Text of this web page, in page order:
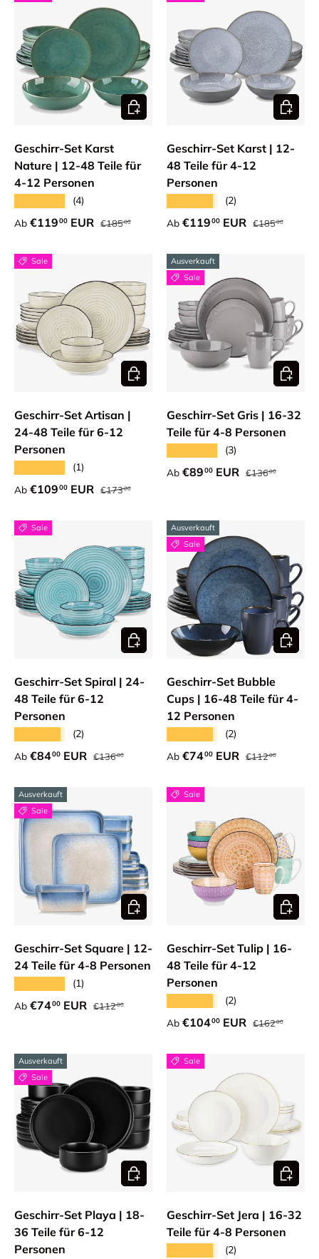
Geschirr-Set Karst
Nature | 12-48 Teile für
4-12 Personen
(4)
Verkaufspreis
Ab €11900 EUR Normaler Preis
€18500
Optionen auswählen
Geschirr-Set Karst | 12-
48 Teile für 4-12
Personen
(2)
Verkaufspreis
Ab €11900 EUR Normaler Preis
€18500
Sale
Geschirr-Set Artisan |
24-48 Teile für 6-12
Personen
(1)
Verkaufspreis
Ab €10900 EUR Normaler Preis
€17300
Optionen auswählen
Ausverkauft
Sale
Geschirr-Set Gris | 16-32
Teile für 4-8 Personen
(3)
Verkaufspreis
Ab €8900 EUR Normaler Preis
€13600
Sale
Geschirr-Set Spiral | 24-
48 Teile für 6-12
Personen
(2)
Verkaufspreis
Ab €8400 EUR Normaler Preis
€13600
Optionen auswählen
Ausverkauft
Sale
Geschirr-Set Bubble
Cups | 16-48 Teile für 4-
12 Personen
(2)
Verkaufspreis
Ab €7400 EUR Normaler Preis
€11200
Ausverkauft
Sale
Geschirr-Set Square | 12-
24 Teile für 4-8 Personen
(1)
Verkaufspreis
Ab €7400 EUR Normaler Preis
€11200
Optionen auswählen
Sale
Geschirr-Set Tulip | 16-
48 Teile für 4-12
Personen
(2)
Verkaufspreis
Ab €10400 EUR Normaler Preis
€16200
Ausverkauft
Sale
Geschirr-Set Playa | 18-
36 Teile für 6-12
Personen
Optionen auswählen
Sale
Geschirr-Set Jera | 16-32
Teile für 4-8 Personen
(2)